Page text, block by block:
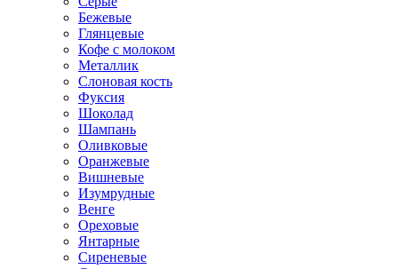
Бежевые
Глянцевые
Кофе с молоком
Металлик
Слоновая кость
Фуксия
Шоколад
Шампань
Оливковые
Оранжевые
Вишневые
Изумрудные
Венге
Ореховые
Янтарные
Сиреневые